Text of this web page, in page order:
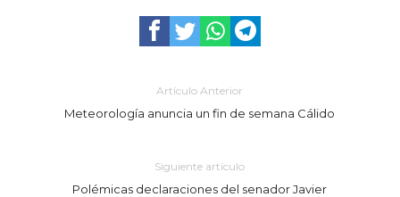
Artículo Anterior
Meteorología anuncia un fin de semana Cálido
Siguiente artículo
Polémicas declaraciones del senador Javier